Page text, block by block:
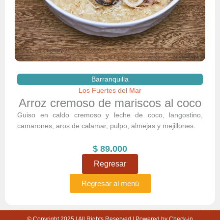
Barranquilla
Los Fuertes del Mar
Arroz cremoso de mariscos al coco
Guiso en caldo cremoso y leche de coco, langostino,
camarones, aros de calamar, pulpo, almejas y mejillones.
$ 89.000
Regresar
Regresar al menú